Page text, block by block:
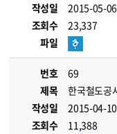
작성일
2015-05-06
조회수
23,337
파일
번호
69
제목
한국철도공
작성일
2015-04-10
조회수
11,388